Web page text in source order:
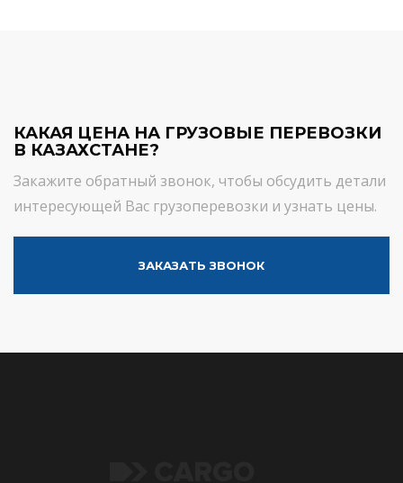
КАКАЯ ЦЕНА НА ГРУЗОВЫЕ ПЕРЕВОЗКИ
В КАЗАХСТАНЕ?
Закажите обратный звонок, чтобы обсудить детали
интересующей Вас грузоперевозки и узнать цены.
ЗАКАЗАТЬ ЗВОНОК